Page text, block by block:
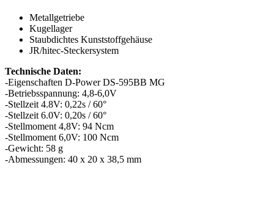
Metallgetriebe
Kugellager
Staubdichtes Kunststoffgehäuse
JR/hitec-Steckersystem
Technische Daten:
-Eigenschaften D-Power DS-595BB MG
-Betriebsspannung: 4,8-6,0V
-Stellzeit 4.8V: 0,22s / 60°
-Stellzeit 6.0V: 0,20s / 60°
-Stellmoment 4,8V: 94 Ncm
-Stellmoment 6,0V: 100 Ncm
-Gewicht: 58 g
-Abmessungen: 40 x 20 x 38,5 mm